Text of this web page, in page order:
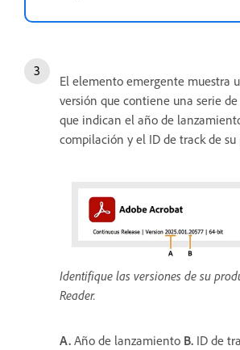
El elemento emergente muestra
versión que contiene una serie
que indican el año de
compilación y el ID de track de su
Identifique las versiones de su
Reader.
A. Año de lanzamiento B. ID de